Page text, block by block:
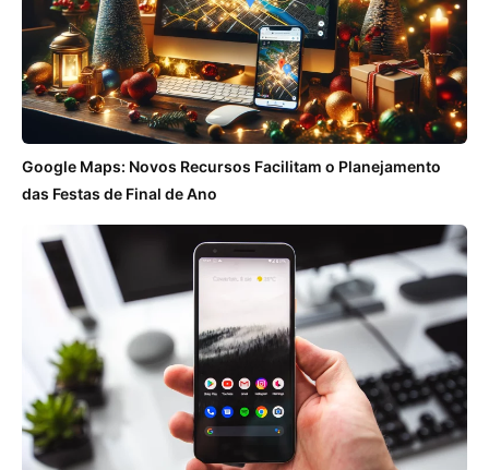
Google Maps: Novos Recursos Facilitam o Planejamento
das Festas de Final de Ano